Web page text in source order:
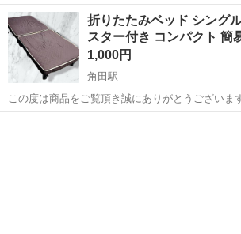
分)+198cm(ベット部分) 幅:100cm 高さ:9cm(脚な
き)、31cm(２段階脚付き) 図3: ・脚6本付き...
宮城 黒川郡 泉中央駅 ベッド
折りたたみベッド シング
スター付き コンパクト 簡
1,000円
角田駅
この度は商品をご覧頂き誠にありがとうございます。 折りたたみ
シングルベッド（マット付き）になります。 使